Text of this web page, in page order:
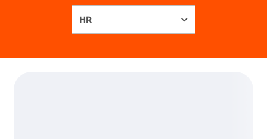
HR